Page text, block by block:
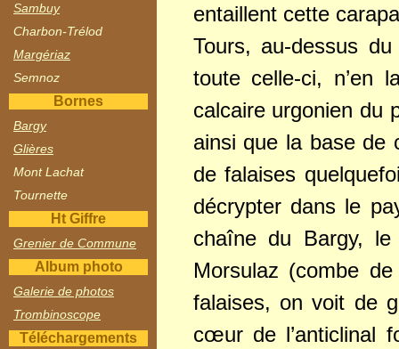
Sambuy
Charbon-Trélod
Margériaz
Semnoz
Bornes
Bargy
Glières
Mont Lachat
Tournette
Ht Giffre
Grenier de Commune
Album photo
Galerie de photos
Trombinoscope
Téléchargements
entaillent cette
Tours, au-dessus
toute celle-ci, n’en
calcaire urgonien du
ainsi que la base de
de falaises
décrypter dans le
chaîne du Bargy,
Morsulaz (combe
falaises, on voit de
cœur de l’anticlinal